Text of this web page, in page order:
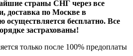
страны СНГ через все
доставка по Москве в
бесплатно. Все
застрахованы!
только после 100% предоплаты